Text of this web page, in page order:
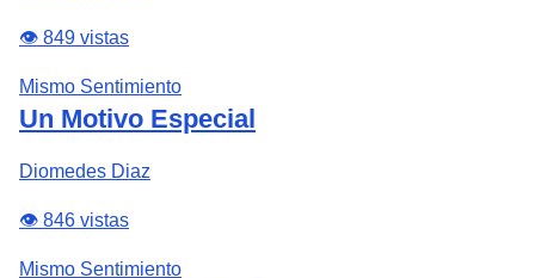
👁️ 849 vistas
Mismo Sentimiento
Un Motivo Especial
Diomedes Diaz
👁️ 846 vistas
Mismo Sentimiento